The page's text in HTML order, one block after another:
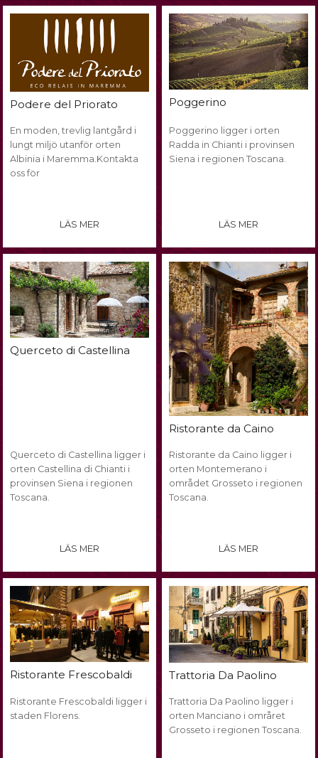
Podere del Priorato
En moden, trevlig lantgård i
lungt miljö utanför orten
Albinia i Maremma.Kontakta
oss för
LÄS MER
Poggerino
Poggerino ligger i orten
Radda in Chianti i provinsen
Siena i regionen Toscana.
LÄS MER
Querceto di Castellina
Querceto di Castellina ligger i
orten Castellina di Chianti i
provinsen Siena i regionen
Toscana.
LÄS MER
Ristorante da Caino
Ristorante da Caino ligger i
orten Montemerano i
området Grosseto i regionen
Toscana.
LÄS MER
Ristorante Frescobaldi
Ristorante Frescobaldi ligger i
staden Florens.
Trattoria Da Paolino
Trattoria Da Paolino ligger i
orten Manciano i områret
Grosseto i regionen Toscana.